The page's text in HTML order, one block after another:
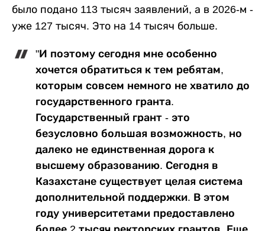
было подано 113 тысяч заявлений, а в 2026-м -
уже 127 тысяч. Это на 14 тысяч больше.
"И поэтому сегодня мне особенно
хочется обратиться к тем ребятам,
которым совсем немного не хватило до
государственного гранта.
Государственный грант - это
безусловно большая возможность, но
далеко не единственная дорога к
высшему образованию. Сегодня в
Казахстане существует целая система
дополнительной поддержки. В этом
году университетами предоставлено